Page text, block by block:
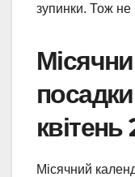
зупинки. Тож не
Місячний